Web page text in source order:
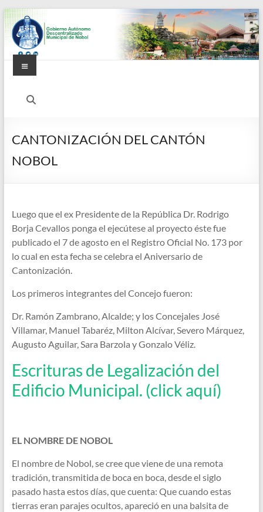
Saltar
al
contenido
Alcaldía
de
Nobol
Menú
CANTONIZACIÓN DEL CANTÓN
NOBOL
Luego que el ex Presidente de la República Dr. Rodrigo
Borja Cevallos ponga el ejecútese al proyecto éste fue
publicado el 7 de agosto en el Registro Oficial No. 173 por
lo cual en esta fecha se celebra el Aniversario de
Cantonización.
Los primeros integrantes del Concejo fueron:
Dr. Ramón Zambrano, Alcalde; y los Concejales José
Villamar, Manuel Tabaréz, Milton Alcívar, Severo Márquez,
Augusto Aguilar, Sara Barzola y Gonzalo Véliz.
Escrituras de Legalización del
Edificio Municipal. (click aquí)
EL NOMBRE DE NOBOL
El nombre de Nobol, se cree que viene de una remota
tradición, transmitida de boca en boca, desde el siglo
pasado hasta estos días, que cuenta: Que cuando estas
tierras eran parajes ocultos, apareció en una balsita de